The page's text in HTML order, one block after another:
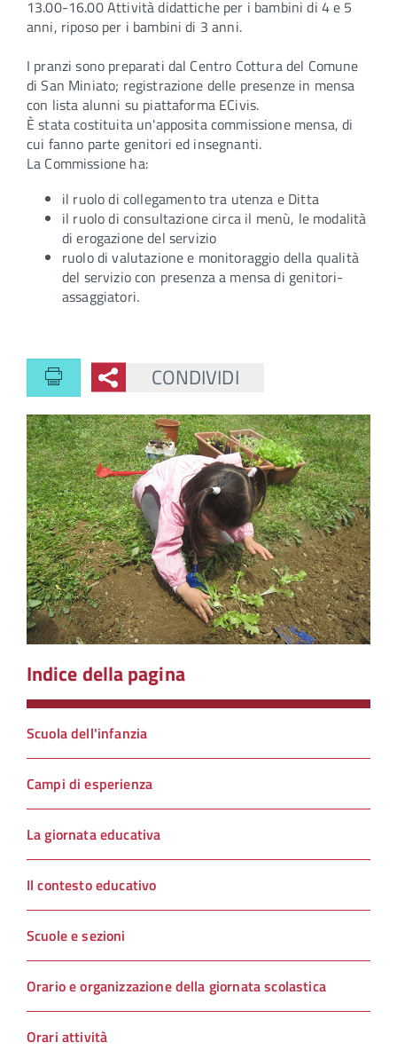
13.00-16.00 Attività didattiche per i bambini di 4 e 5
anni, riposo per i bambini di 3 anni.
I pranzi sono preparati dal Centro Cottura del Comune
di San Miniato; registrazione delle presenze in mensa
con lista alunni su piattaforma ECivis.
È stata costituita un'apposita commissione mensa, di
cui fanno parte genitori ed insegnanti.
La Commissione ha:
il ruolo di collegamento tra utenza e Ditta
il ruolo di consultazione circa il menù, le modalità
di erogazione del servizio
ruolo di valutazione e monitoraggio della qualità
del servizio con presenza a mensa di genitori-
assaggiatori.
CONDIVIDI
Indice della pagina
Scuola dell'infanzia
Campi di esperienza
La giornata educativa
Il contesto educativo
Scuole e sezioni
Orario e organizzazione della giornata scolastica
Orari attività